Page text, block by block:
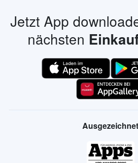
Jetzt App
nächsten
Ausgezeichnet